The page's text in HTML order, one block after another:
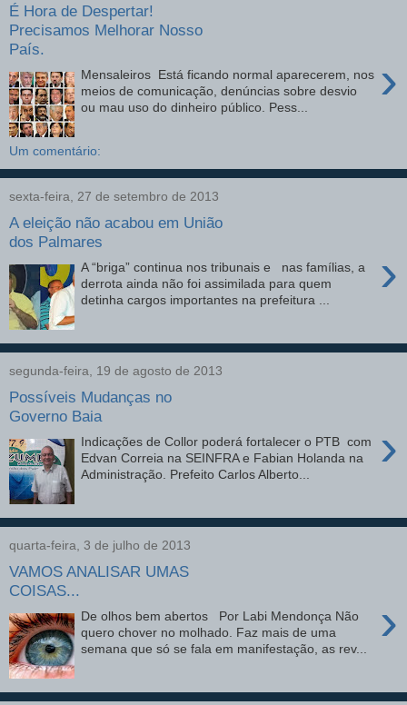
É Hora de Despertar!
Precisamos Melhorar Nosso
País.
›
Mensaleiros Está ficando normal aparecerem, nos
meios de comunicação, denúncias sobre desvio
ou mau uso do dinheiro público. Pess...
Um comentário:
sexta-feira, 27 de setembro de 2013
A eleição não acabou em União
dos Palmares
›
A “briga” continua nos tribunais e nas famílias, a
derrota ainda não foi assimilada para quem
detinha cargos importantes na prefeitura ...
segunda-feira, 19 de agosto de 2013
Possíveis Mudanças no
Governo Baia
›
Indicações de Collor poderá fortalecer o PTB com
Edvan Correia na SEINFRA e Fabian Holanda na
Administração. Prefeito Carlos Alberto...
quarta-feira, 3 de julho de 2013
VAMOS ANALISAR UMAS
COISAS...
›
De olhos bem abertos Por Labi Mendonça Não
quero chover no molhado. Faz mais de uma
semana que só se fala em manifestação, as rev...